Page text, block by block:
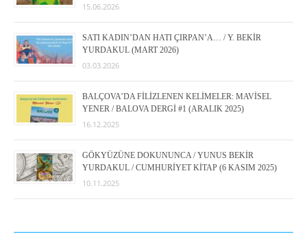
15.06.2026
SATI KADIN’DAN HATI ÇIRPAN’A… / Y. BEKİR
YURDAKUL (MART 2026)
03.03.2026
BALÇOVA’DA FİLİZLENEN KELİMELER: MAVİSEL
YENER / BALOVA DERGİ #1 (ARALIK 2025)
16.12.2025
GÖKYÜZÜNE DOKUNUNCA / YUNUS BEKİR
YURDAKUL / CUMHURİYET KİTAP (6 KASIM 2025)
10.11.2025